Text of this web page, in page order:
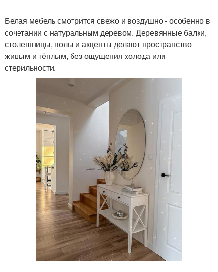
Белая мебель смотрится свежо и воздушно - особенно в
сочетании с натуральным деревом. Деревянные балки,
столешницы, полы и акценты делают пространство
живым и тёплым, без ощущения холода или
стерильности.